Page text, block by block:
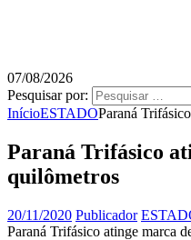
07/08/2026
Pesquisar por:
InícioESTADOParaná
Paraná Trifásico
quilômetros
20/11/2020 Publicador
Paraná Trifásico atinge marca